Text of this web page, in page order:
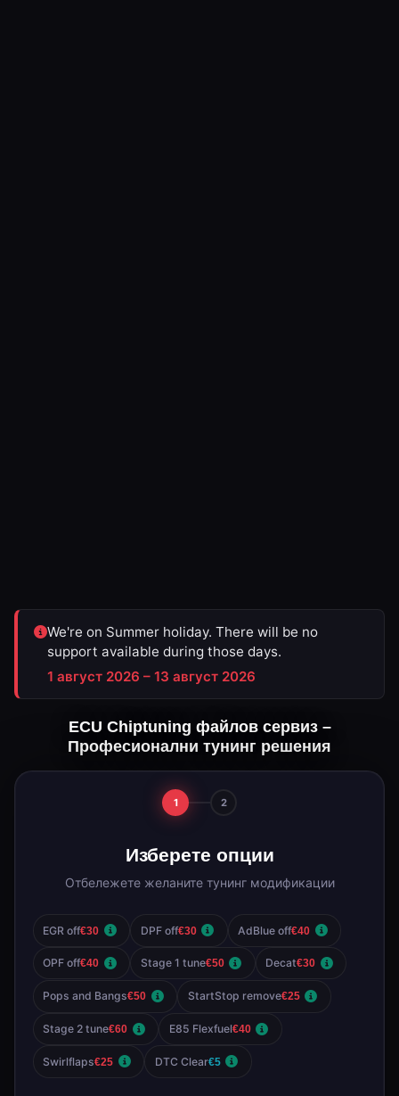
We're on Summer holiday. There will be no
support available during those days.
1 август 2026 – 13 август 2026
ECU Chiptuning файлов сервиз –
Професионални тунинг решения
1 2
Изберете опции
Отбележете желаните тунинг модификации
EGR off€30 DPF off€30 AdBlue off€40
OPF off€40 Stage 1 tune€50 Decat€30
Pops and Bangs€50 StartStop remove€25
Stage 2 tune€60 E85 Flexfuel€40
Swirlflaps€25 DTC Clear€5